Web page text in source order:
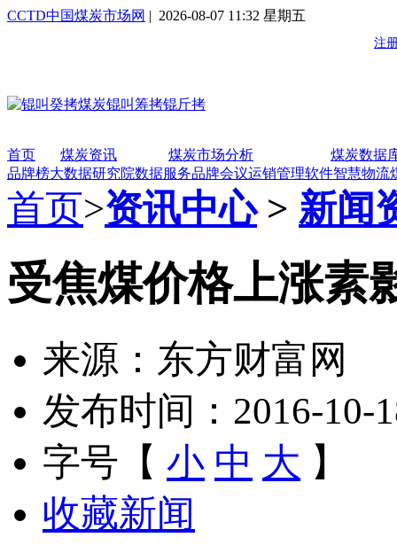
CCTD中国煤炭市场网 | 2026-08-07 11:32 星期五
首页 煤炭资讯 煤炭市场分析
煤炭数据
品牌榜大数据研究院数据服务品牌会议运销管理软件智慧物流
首页>资讯中心> 新闻
受焦煤价格上涨素
来源：东方财富网
发布时间：2016-10-
字号【 小 中 大 】
收藏新闻